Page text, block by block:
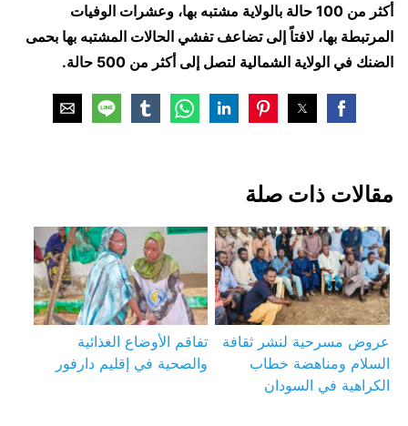
أكثر من 100 حالة بالولاية مشتبه بها، وعشرات الوفيات
المرتبطة بها، لافتاً إلى تضاعف تفشي الحالات المشتبه بها بحمى
الضنك في الولاية الشمالية لتصل إلى أكثر من 500 حالة.
مقالات ذات صلة
عروض مسرحية لنشر ثقافة
السلام ومناهضة خطاب
الكراهية في السودان
تفاقم الأوضاع الغذائية
والصحية في إقليم دارفور